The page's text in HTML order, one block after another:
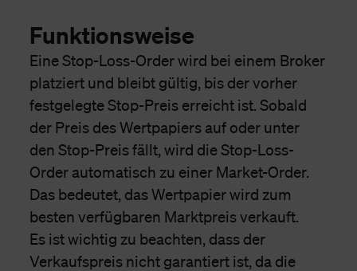
Funktionsweise
Eine Stop-Loss-Order wird bei einem Broker
platziert und bleibt gültig, bis der vorher
festgelegte Stop-Preis erreicht ist. Sobald
der Preis des Wertpapiers auf oder unter
den Stop-Preis fällt, wird die Stop-Loss-
Order automatisch zu einer Market-Order.
Das bedeutet, das Wertpapier wird zum
besten verfügbaren Marktpreis verkauft.
Es ist wichtig zu beachten, dass der
Verkaufspreis nicht garantiert ist, da die